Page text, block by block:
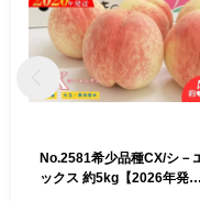
No.2581希少品種CX/シ－
ックス 約5kg【2026年発